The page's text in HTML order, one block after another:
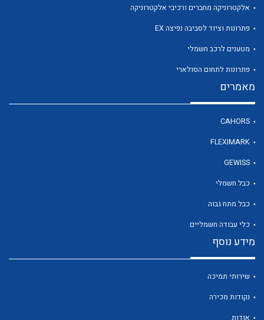
לכל מוצרי היצרן
אלקטרוניקה מחברים ורכיבי אלקטרוניקה
פתרונות וציוד לסביבה נפיצה EX
מטענים לרכב חשמלי
פתרונות לתחום הסולארי
מאמרים
CAHORS
FLEXIMARK
GEWISS
כבל חשמלי
כבל מתח גבוה
כלי עבודה חשמליים
מידע נוסף
שירותי תמיכה
נקודות מכירה
אודות